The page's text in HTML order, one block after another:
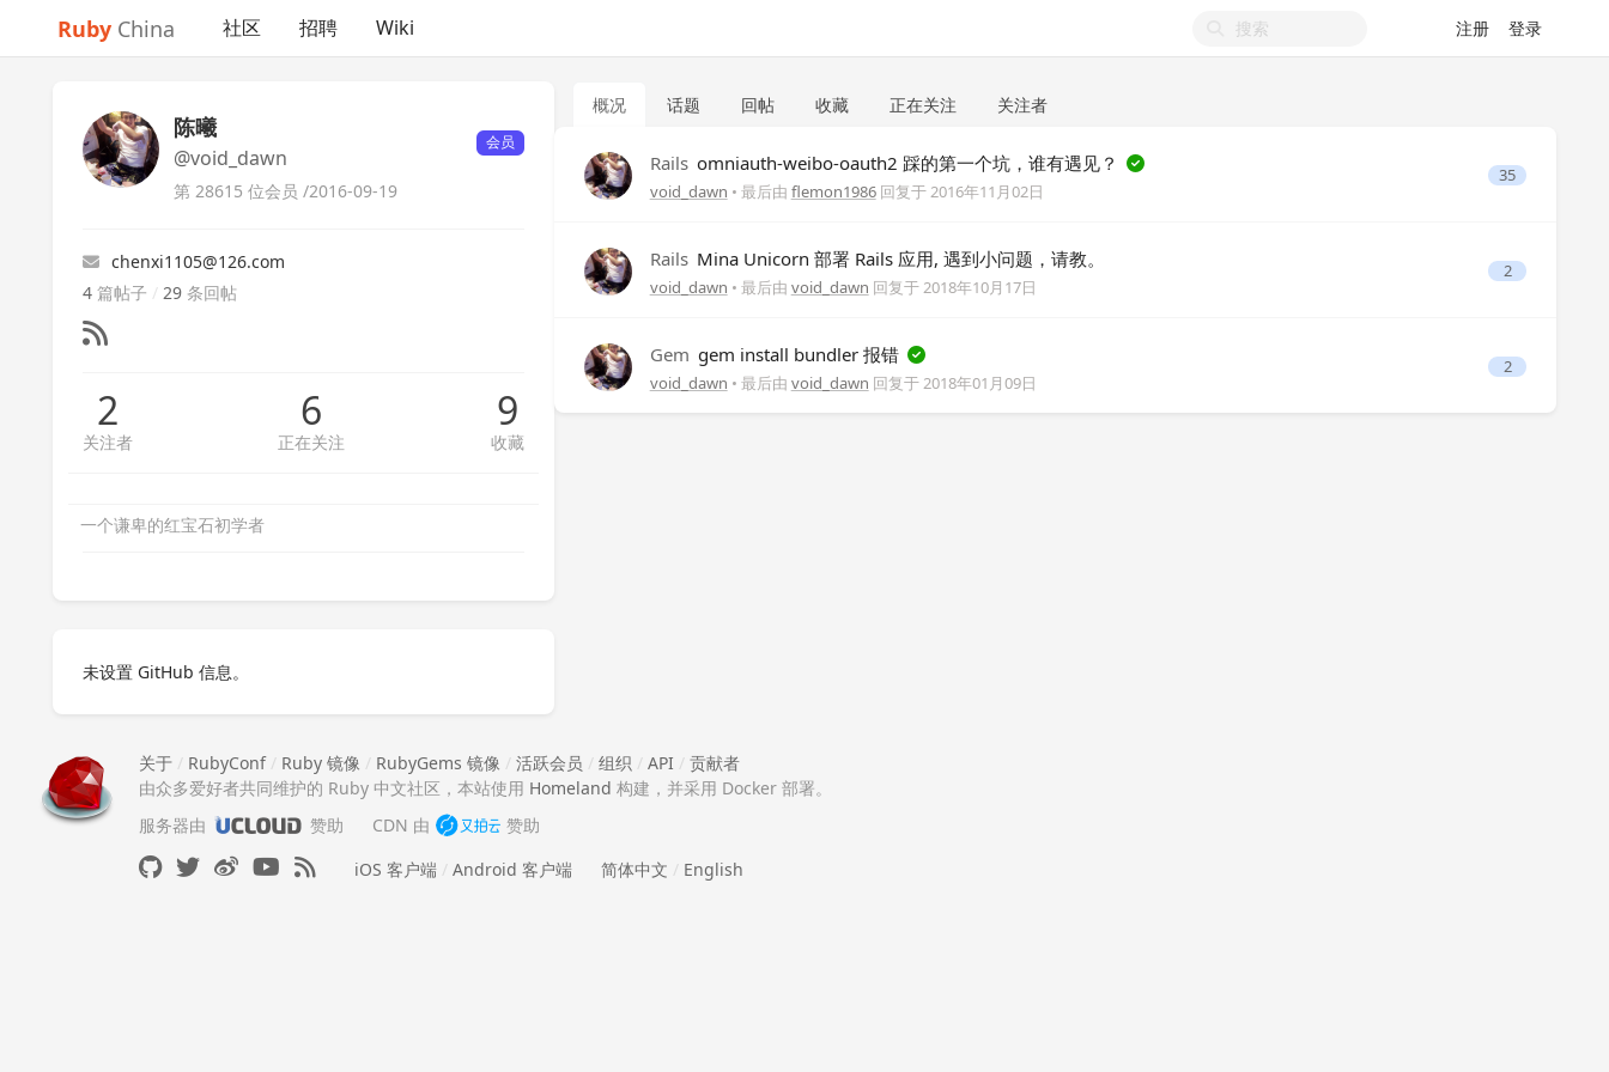
Ruby China 社区 招聘 Wiki 注册 登录
陈曦
@void_dawn
会员
第 28615 位会员 /2016-09-19
chenxi1105@126.com
4 篇帖子 / 29 条回帖
2
关注者
6
正在关注
9
收藏
一个谦卑的红宝石初学者
未设置 GitHub 信息。
概况 话题 回帖 收藏 正在关注 关注者
Rails omniauth-weibo-oauth2 踩的第一个坑，谁有遇见？
void_dawn • 最后由 flemon1986回复于2016年11月02日
35
Rails Mina Unicorn 部署 Rails 应用, 遇到小问题，请教。
void_dawn • 最后由 void_dawn 回复于2018年10月17日
2
Gem gem install bundler 报错
void_dawn • 最后由 void_dawn 回复于2018年01月09日
2
关于 / RubyConf/ Ruby 镜像 / RubyGems 镜像 / 活跃会员 / 组织 / API / 贡献者
由众多爱好者共同维护的 Ruby 中文社区，本站使用 Homeland 构建，并采用 Docker 部署。
服务器由
赞助 CDN 由
赞助
iOS 客户端 / Android 客户端 简体中文 / English